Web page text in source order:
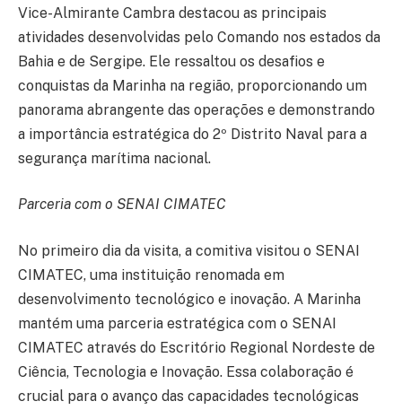
Vice-Almirante Cambra destacou as principais
atividades desenvolvidas pelo Comando nos estados da
Bahia e de Sergipe. Ele ressaltou os desafios e
conquistas da Marinha na região, proporcionando um
panorama abrangente das operações e demonstrando
a importância estratégica do 2º Distrito Naval para a
segurança marítima nacional.
Parceria com o SENAI CIMATEC
No primeiro dia da visita, a comitiva visitou o SENAI
CIMATEC, uma instituição renomada em
desenvolvimento tecnológico e inovação. A Marinha
mantém uma parceria estratégica com o SENAI
CIMATEC através do Escritório Regional Nordeste de
Ciência, Tecnologia e Inovação. Essa colaboração é
crucial para o avanço das capacidades tecnológicas